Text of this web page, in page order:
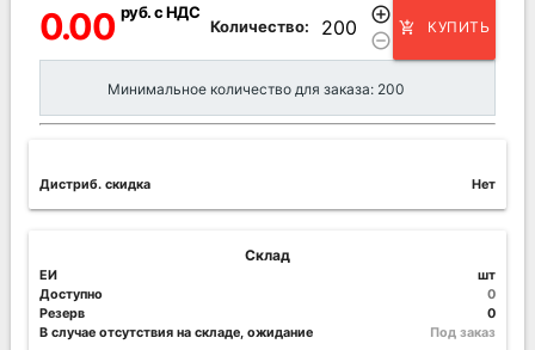
0.00 руб. с НДС
Количество:
add_circle_outline
remove_circle_outline
add_shopping_cart КУПИТЬ
Минимальное количество для заказа: 200
Дистриб. скидка Нет
Склад
ЕИ
шт
Доступно
0
Резерв
0
В случае отсутствия на складе, ожидание
Под заказ